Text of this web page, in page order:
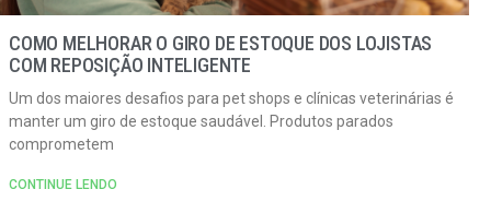
COMO MELHORAR O GIRO DE ESTOQUE DOS LOJISTAS
COM REPOSIÇÃO INTELIGENTE
Um dos maiores desafios para pet shops e clínicas veterinárias é
manter um giro de estoque saudável. Produtos parados
comprometem
CONTINUE LENDO